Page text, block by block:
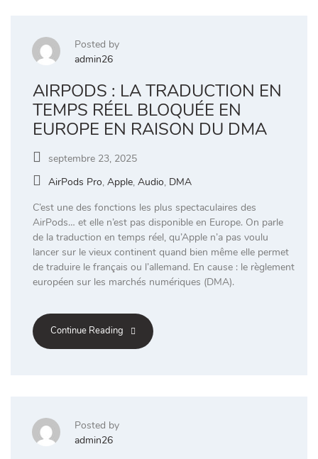
Posted by
admin26
AIRPODS : LA TRADUCTION EN
TEMPS RÉEL BLOQUÉE EN
EUROPE EN RAISON DU DMA
septembre 23, 2025
AirPods Pro, Apple, Audio, DMA
C’est une des fonctions les plus spectaculaires des
AirPods… et elle n’est pas disponible en Europe. On parle
de la traduction en temps réel, qu’Apple n’a pas voulu
lancer sur le vieux continent quand bien même elle permet
de traduire le français ou l’allemand. En cause : le règlement
européen sur les marchés numériques (DMA).
Continue Reading
Posted by
admin26